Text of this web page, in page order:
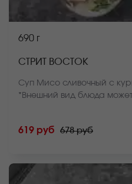
690 г
СТРИТ ВОСТОК
Суп Мисо сливочный с
*Внешний вид блюда может
619 руб 678 руб